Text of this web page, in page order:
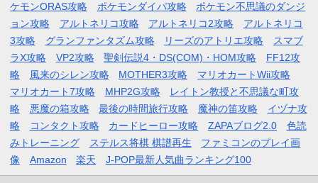
ケモンORAS攻略
ポケモンダイパ攻略
ポケモン不思議のダンジ
ョン攻略
アルトネリコ攻略 アルトネリコ2攻略
アルトネリコ
3攻略
グランファンタズム攻略 リーズのアトリエ攻略
スマブ
ラX攻略
VP2攻略 聖剣伝説4・DS(COM)・HOM攻略
FF12攻
略
風来のシレン攻略 MOTHER3攻略
マリオカートWii攻略
マリオカート7攻略
MHP2G攻略
レイトン教授と不思議な町攻
略
悪魔の箱攻略 最後の時間旅行攻略 魔神の笛攻略
イヅナ攻
略
コンタクト攻略 カードヒーロー攻略 ZAPAブログ2.0
色読
みトレーニング
ステルス将棋 棋譜再生
ファミコンのプレイ画
像
Amazon 楽天 J-POP最新人気曲ランキング100